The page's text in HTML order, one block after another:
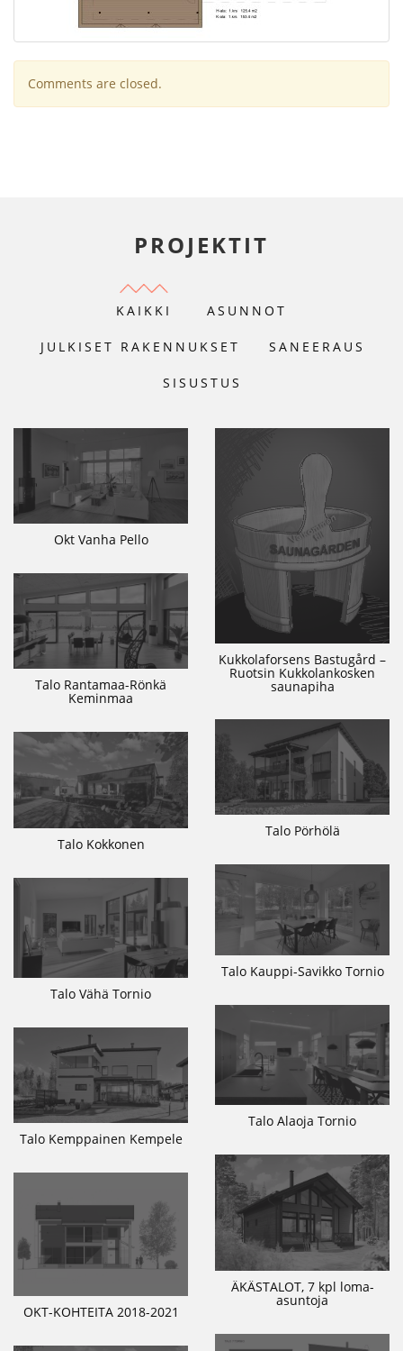
Comments are closed.
PROJEKTIT
KAIKKI ASUNNOT
JULKISET RAKENNUKSET SANEERAUS
SISUSTUS
Okt Vanha Pello
Kukkolaforsens Bastugård –
Ruotsin Kukkolankosken
saunapiha
Talo Rantamaa-Rönkä
Keminmaa
Talo Pörhölä
Talo Kokkonen
Talo Kauppi-Savikko Tornio
Talo Vähä Tornio
Talo Alaoja Tornio
Talo Kemppainen Kempele
ÄKÄSTALOT, 7 kpl loma-
asuntoja
OKT-KOHTEITA 2018-2021